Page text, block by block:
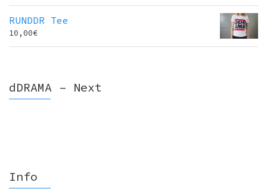
RUNDDR Tee
10,00€
dDRAMA – Next
Info